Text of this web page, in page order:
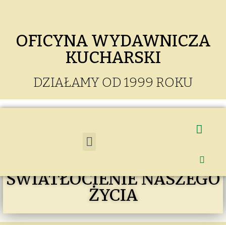
OFICYNA WYDAWNICZA
KUCHARSKI
DZIAŁAMY OD 1999 ROKU
ŚWIATŁOCIENIE NASZEGO
ŻYCIA